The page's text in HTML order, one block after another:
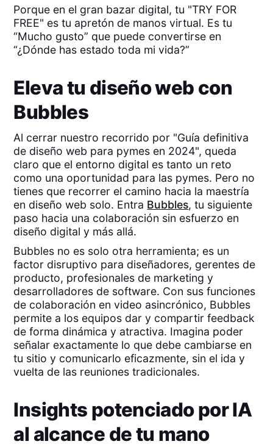
Porque en el gran bazar digital, tu "TRY FOR
FREE" es tu apretón de manos virtual. Es tu
“Mucho gusto” que puede convertirse en
“¿Dónde has estado toda mi vida?”
Eleva tu diseño web con
Bubbles
Al cerrar nuestro recorrido por "Guía definitiva
de diseño web para pymes en 2024", queda
claro que el entorno digital es tanto un reto
como una oportunidad para las pymes. Pero no
tienes que recorrer el camino hacia la maestría
en diseño web solo. Entra Bubbles, tu siguiente
paso hacia una colaboración sin esfuerzo en
diseño digital y más allá.
Bubbles no es solo otra herramienta; es un
factor disruptivo para diseñadores, gerentes de
producto, profesionales de marketing y
desarrolladores de software. Con sus funciones
de colaboración en video asincrónico, Bubbles
permite a los equipos dar y compartir feedback
de forma dinámica y atractiva. Imagina poder
señalar exactamente lo que debe cambiarse en
tu sitio y comunicarlo eficazmente, sin el ida y
vuelta de las reuniones tradicionales.
Insights potenciado por IA
al alcance de tu mano